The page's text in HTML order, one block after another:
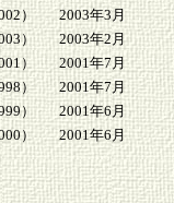
）
2003年3月
）
2003年2月
）
2001年7月
）
2001年7月
）
2001年6月
） 2001年6月